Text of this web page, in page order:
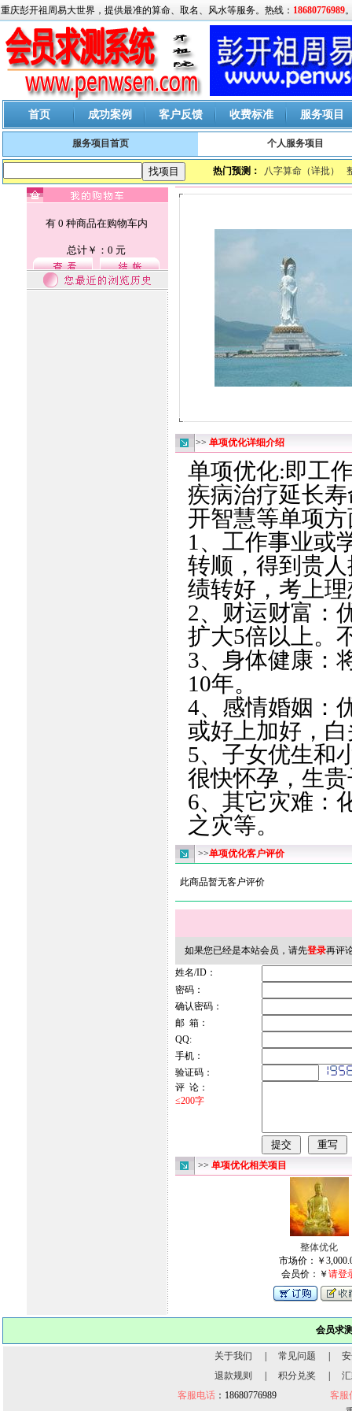
重庆彭开祖周易大世界，提供最准的算命、取名、风水等服务。热线： 18680776989
首页 成功案例 客户反馈 收费标准 服务项目
服务项目首页 个人服务项目
热门预测： 八字算命（详批）
>> 单项优化详细介绍
单项优化:即工
疾病治疗延长
开智慧等单项
1、工作事业或
转顺，得到贵
绩转好，考上
2、财运财富：
扩大5倍以上。
3、身体健康：
10年。
4、感情婚姻：
或好上加好，
5、子女优生和
很快怀孕，生
6、其它灾难：
之灾等。
>>单项优化客户评价
此商品暂无客户评价
如果您已经是本站会员，请先登录再评
姓名/ID：
密码：
确认密码：
邮 箱：
QQ:
手机：
验证码：
评 论：
≤200字
>> 单项优化相关项目
整体优化
市场价：￥
会员价：￥请登
会员求
关于我们 常见问题
退款规则
积分兑奖
客服电话 ：18680776989
客服